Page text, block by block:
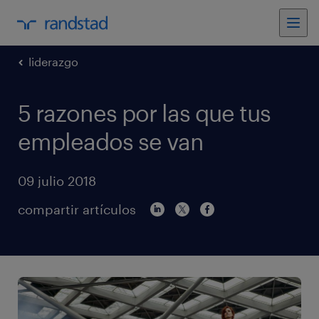
liderazgo
5 razones por las que tus
empleados se van
09 julio 2018
compartir artículos